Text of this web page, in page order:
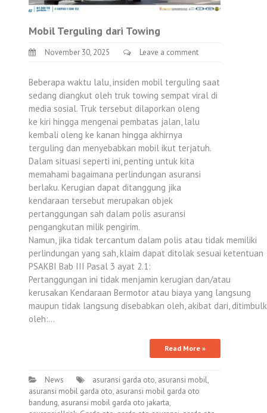
Mobil Terguling dari Towing
November 30, 2025 Leave a comment
Beberapa waktu lalu, insiden mobil terguling saat
sedang diangkut oleh truk towing sempat viral di
media sosial. Truk tersebut dilaporkan oleng
ke kiri hingga mengenai pembatas jalan, lalu
kembali oleng ke kanan hingga akhirnya
terguling dan menyebabkan mobil ikut terjatuh.
Dalam situasi seperti ini, penting untuk kita
memahami bagaimana perlindungan asuransi
berlaku. Kerugian dapat ditanggung jika
kendaraan tersebut merupakan objek
pertanggungan sah dalam polis asuransi
pengangkutan milik pengirim.
Namun, jika tidak tercantum dalam polis atau tidak memiliki
perlindungan yang sah, klaim dapat ditolak sesuai ketentuan
PSAKBI Bab III Pasal 3 ayat 2.1:
Pertanggungan ini tidak menjamin kerugian dan/atau
kerusakan Kendaraan Bermotor atau biaya yang langsung
maupun tidak langsung disebabkan oleh, akibat dari,
oleh:…
Read More »
News asuransi garda oto, asuransi mobil,
asuransi mobil garda oto, asuransi mobil garda oto
bandung, asuransi mobil garda oto jakarta,